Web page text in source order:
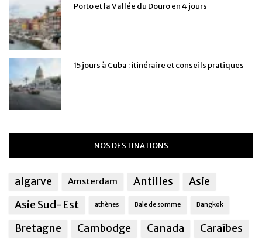
Porto et la Vallée du Douro en 4 jours
15 jours à Cuba : itinéraire et conseils pratiques
NOS DESTINATIONS
algarve Amsterdam Antilles
Asie
Asie Sud-Est
athènes Baie de somme Bangkok
Bretagne Cambodge Canada Caraîbes